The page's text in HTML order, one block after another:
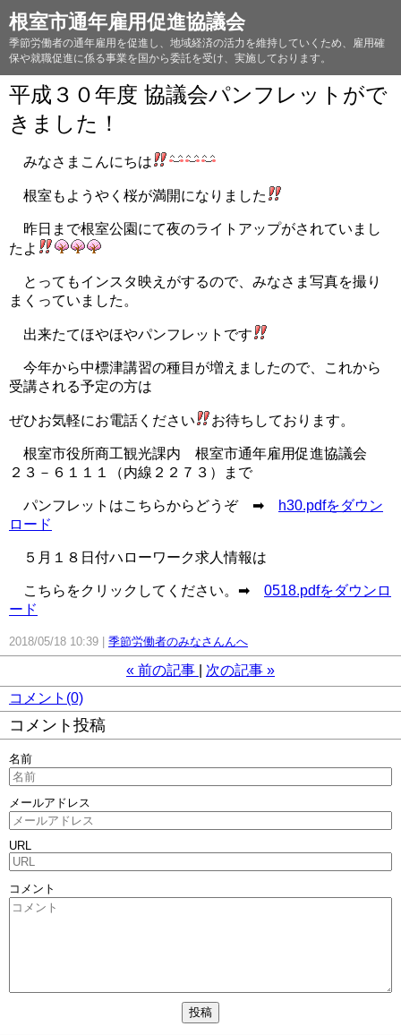
根室市通年雇用促進協議会
季節労働者の通年雇用を促進し、地域経済の活力を維持していくため、雇用確
保や就職促進に係る事業を国から委託を受け、実施しております。
平成３０年度 協議会パンフレットがで
きました！
みなさまこんにちは
根室もようやく桜が満開になりました
昨日まで根室公園にて夜のライトアップがされていまし
たよ
とってもインスタ映えがするので、みなさま写真を撮り
まくっていました。
出来たてほやほやパンフレットです
今年から中標津講習の種目が増えましたので、これから
受講される予定の方は
ぜひお気軽にお電話ください お待ちしております。
根室市役所商工観光課内 根室市通年雇用促進協議会
２３－６１１１（内線２２７３）まで
パンフレットはこちらからどうぞ ➡
h30.pdfをダウン
ロード
５月１８日付ハローワーク求人情報は
こちらをクリックしてください。➡ 0518.pdfをダウンロ
ード
2018/05/18 10:39 季節労働者のみなさんんへ
« 前の記事 次の記事 »
コメント(0)
コメント投稿
名前
メールアドレス
URL
コメント